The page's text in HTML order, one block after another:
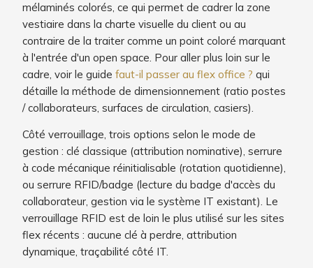
mélaminés colorés, ce qui permet de cadrer la zone
vestiaire dans la charte visuelle du client ou au
contraire de la traiter comme un point coloré marquant
à l'entrée d'un open space. Pour aller plus loin sur le
cadre, voir le guide faut-il passer au flex office ? qui
détaille la méthode de dimensionnement (ratio postes
/ collaborateurs, surfaces de circulation, casiers).
Côté verrouillage, trois options selon le mode de
gestion : clé classique (attribution nominative), serrure
à code mécanique réinitialisable (rotation quotidienne),
ou serrure RFID/badge (lecture du badge d'accès du
collaborateur, gestion via le système IT existant). Le
verrouillage RFID est de loin le plus utilisé sur les sites
flex récents : aucune clé à perdre, attribution
dynamique, traçabilité côté IT.